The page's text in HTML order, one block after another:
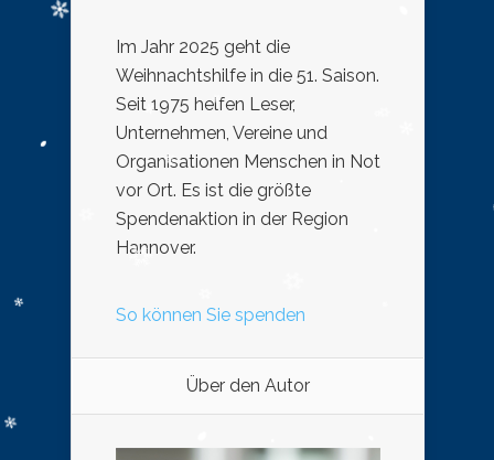
Im Jahr 2025 geht die
Weihnachtshilfe in die 51. Saison.
Seit 1975 helfen Leser,
Unternehmen, Vereine und
Organisationen Menschen in Not
vor Ort. Es ist die größte
Spendenaktion in der Region
Hannover.
So können Sie spenden
Über den Autor